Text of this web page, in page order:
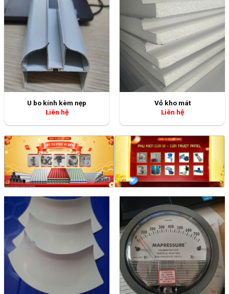
Miếng nhôm bo góc ngoài
Liên hệ
Đồng hồ đo chênh áp lọc
Liên hệ